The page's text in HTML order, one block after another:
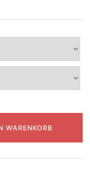
WARENKORB